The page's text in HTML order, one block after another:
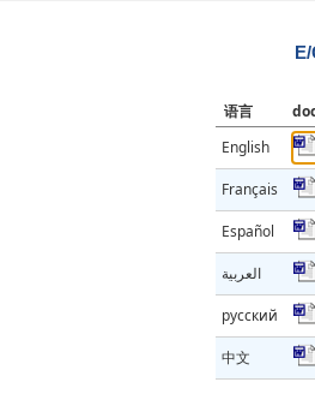
语言
English
Français
Español
العربية
русский
中文